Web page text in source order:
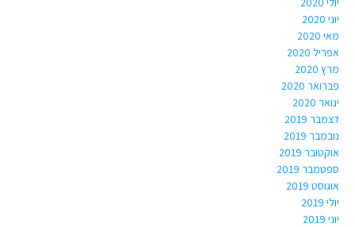
יוני 2020
מאי 2020
אפריל 2020
מרץ 2020
פברואר 2020
ינואר 2020
דצמבר 2019
נובמבר 2019
אוקטובר 2019
ספטמבר 2019
אוגוסט 2019
יולי 2019
יוני 2019